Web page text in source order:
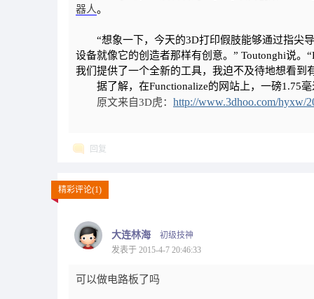
器人。
“想象一下，今天的3D打印假肢能够通过指尖导
设备就像它的创造者那样有创意。” Toutonghi说。
我们提供了一个全新的工具，我迫不及待地想看到
据了解，在Functionalize的网站上，一磅1.75毫
原文来自3D虎： http://www.3dhoo.com/hyxw/
回复
精彩评论(1)
大连林海
初级技神
发表于 2015-4-7 20:46:33
可以做电路板了吗